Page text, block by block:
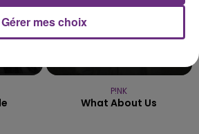
P!NK
What About Us
Gérer mes choix